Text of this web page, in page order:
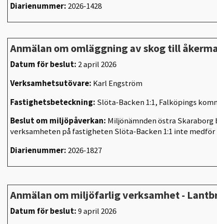
Diarienummer: 2026-1428
Anmälan om omläggning av skog till
Datum för beslut: 2 april 2026
Verksamhetsutövare: Karl Engström
Fastighetsbeteckning: Slöta-Backen 1:1, Falköpings
Beslut om miljöpåverkan: Miljönämnden östra
verksamheten på fastigheten Slöta-Backen 1:1 inte
Diarienummer: 2026-1827
Anmälan om miljöfarlig verksamhet -
Datum för beslut:9 april 2026